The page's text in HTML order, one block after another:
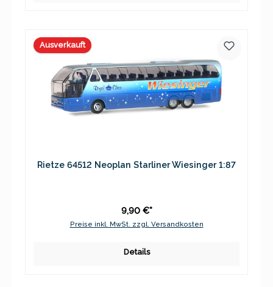
Ausverkauft
Rietze 64512 Neoplan Starliner Wiesinger 1:87
9,90 €*
Preise inkl. MwSt. zzgl. Versandkosten
Details